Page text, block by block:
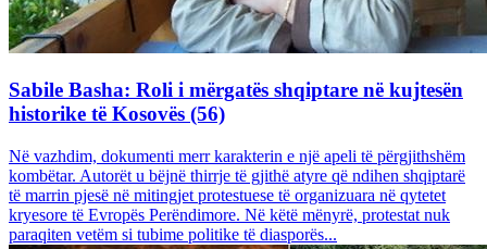
Sabile Basha: Roli i mërgatës shqiptare në kujtesën
historike të Kosovës (56)
Në vazhdim, dokumenti merr karakterin e një apeli të përgjithshëm
kombëtar. Autorët u bëjnë thirrje të gjithë atyre që ndihen shqiptarë
të marrin pjesë në mitingjet protestuese të organizuara në qytetet
kryesore të Evropës Perëndimore. Në këtë mënyrë, protestat nuk
paraqiten vetëm si tubime politike të diasporës...